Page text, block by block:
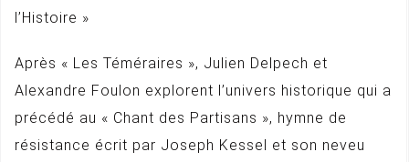
l’Histoire »
Après « Les Téméraires », Julien Delpech et
Alexandre Foulon explorent l’univers historique qui a
précédé au « Chant des Partisans », hymne de
résistance écrit par Joseph Kessel et son neveu